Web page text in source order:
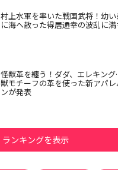
村上水軍を率いた戦国武将！幼
に海へ散った得居通幸の波乱に
怪獣革を纏う！ダダ、エレキン
獣モチーフの革を使った新アパ
ンが発表
ランキングを表示